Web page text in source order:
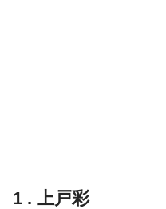
1 . 上戸彩